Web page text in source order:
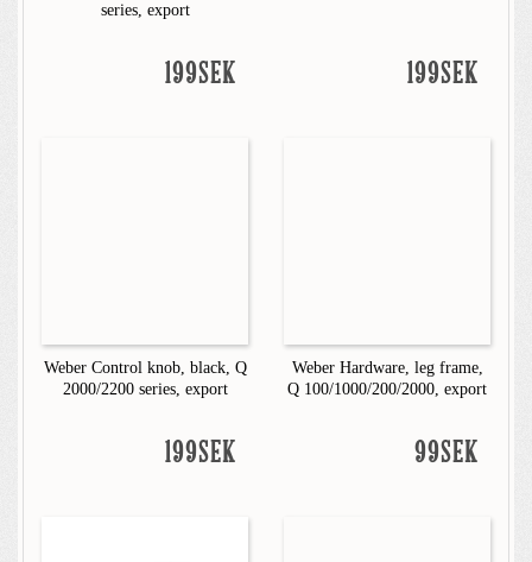
series, export
199SEK 199SEK
Weber Control knob, black, Q
2000/2200 series, export
199SEK
Weber Hardware, leg frame,
Q 100/1000/200/2000, export
99SEK